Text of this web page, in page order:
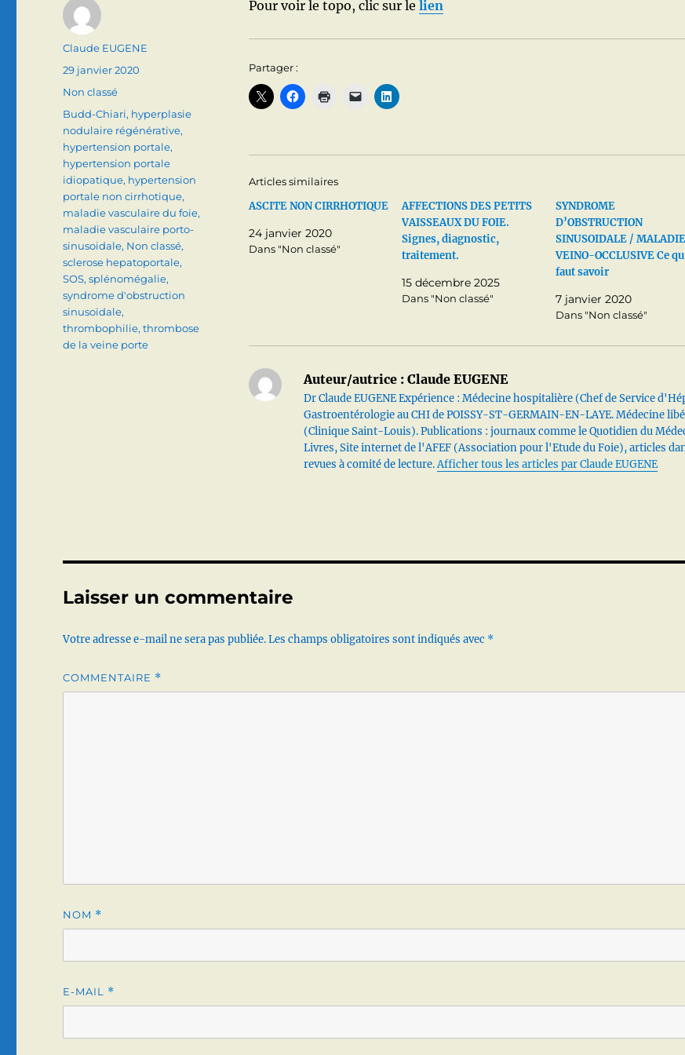
Pour voir le topo, clic sur le lien
Partager :
Articles similaires
ASCITE NON CIRRHOTIQUE
24 janvier 2020
Dans "Non classé"
AFFECTIONS DES PETITS
VAISSEAUX DU FOIE.
Signes, diagnostic,
traitement.
15 décembre 2025
Dans "Non classé"
SYNDROME
D’OBSTRUCTION
SINUSOIDALE / MALADIE
VEINO-OCCLUSIVE Ce
faut savoir
7 janvier 2020
Dans "Non classé"
Auteur/autrice :Claude EUGENE
Dr Claude EUGENE Expérience : Médecine hospitalière (Chef de Service
Gastroentérologie au CHI de POISSY-ST-GERMAIN-EN-LAYE. Médecine
(Clinique Saint-Louis). Publications : journaux comme le Quotidien du
Livres, Site internet de l'AFEF (Association pour l'Etude du Foie), articles
revues à comité de lecture.Afficher tous les articles par Claude EUGENE
Auteur
Claude EUGENE
Publié
29 janvier 2020
Catégories
Non classé
Étiquettes
Budd-Chiari, hyperplasie
nodulaire régénérative,
hypertension portale,
hypertension portale
idiopatique, hypertension
portale non cirrhotique,
maladie vasculaire du foie,
maladie vasculaire porto-
sinusoidale, Non classé,
sclerose hepatoportale,
SOS,splénomégalie,
syndrome d'obstruction
sinusoïdale,
thrombophilie,thrombose
de la veine porte
Laisser un commentaire
Votre adresse e-mail ne sera pas publiée.Les champs obligatoires sont indiqués avec *
COMMENTAIRE *
NOM *
E-MAIL *